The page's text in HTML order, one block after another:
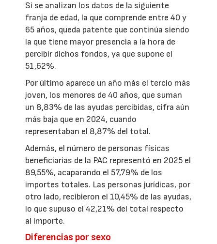
Si se analizan los datos de la siguiente
franja de edad, la que comprende entre 40 y
65 años, queda patente que continúa siendo
la que tiene mayor presencia a la hora de
percibir dichos fondos, ya que supone el
51,62%.
Por último aparece un año más el tercio más
joven, los menores de 40 años, que suman
un 8,83% de las ayudas percibidas, cifra aún
más baja que en 2024, cuando
representaban el 8,87% del total.
Además, el número de personas físicas
beneficiarias de la PAC representó en 2025 el
89,55%, acaparando el 57,79% de los
importes totales. Las personas jurídicas, por
otro lado, recibieron el 10,45% de las ayudas,
lo que supuso el 42,21% del total respecto
al importe.
Diferencias por sexo